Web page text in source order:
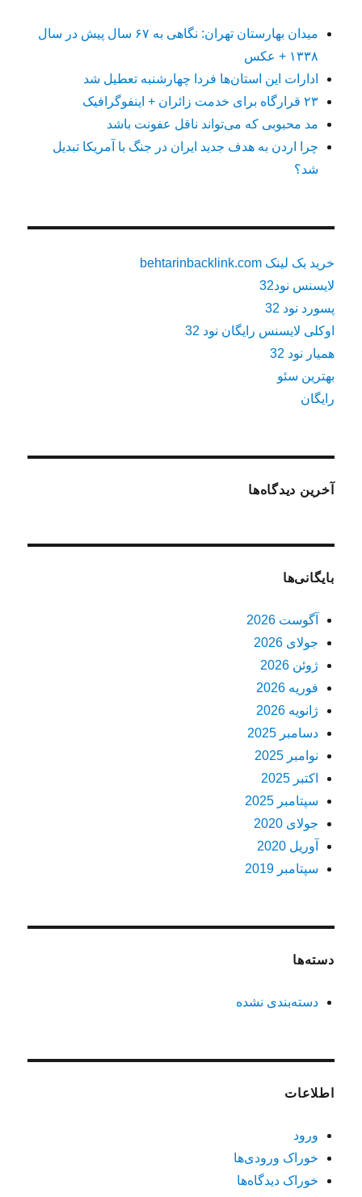
میدان بهارستان تهران: نگاهی به ۶۷ سال پیش در سال
۱۳۳۸ + عکس
ادارات این استان‌ها فردا چهارشنبه تعطیل شد
۲۳ قرارگاه برای خدمت زائران + اینفوگرافیک
مد محبوبی که می‌تواند ناقل عفونت باشد
چرا اردن به هدف جدید ایران در جنگ با آمریکا تبدیل
شد؟
خرید بک لینک behtarinbacklink.com
لایسنس نود32
پسورد نود 32
اوکلی لایسنس رایگان نود 32
همیار نود 32
بهترین سئو
رایگان
آخرین دیدگاه‌ها
بایگانی‌ها
آگوست 2026
جولای 2026
ژوئن 2026
فوریه 2026
ژانویه 2026
دسامبر 2025
نوامبر 2025
اکتبر 2025
سپتامبر 2025
جولای 2020
آوریل 2020
سپتامبر 2019
دسته‌ها
دسته‌بندی نشده
اطلاعات
ورود
خوراک ورودی‌ها
خوراک دیدگاه‌ها